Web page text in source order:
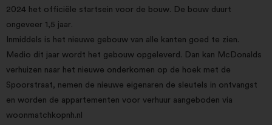
2024 het officiële startsein voor de bouw. De bouw duurt
ongeveer 1,5 jaar.
Inmiddels is het nieuwe gebouw van alle kanten goed te zien.
Medio dit jaar wordt het gebouw opgeleverd. Dan kan McDonalds
verhuizen naar het nieuwe onderkomen op de hoek met de
Spoorstraat, nemen de nieuwe eigenaren de sleutels in ontvangst
en worden de appartementen voor verhuur aangeboden via
woonmatchkopnh.nl